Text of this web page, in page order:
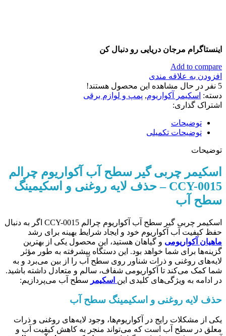
اینستاگرام مرجان دریایی رو دنبال کن
Add to compare
افزودن به علاقه مندی
5 نفر در حال مشاهده این محصول هستند!
دسته: اسکیمر آکواریوم, پمپ و لوازم برقی
اشتراک گذاری:
توضیحات
توضیحات تکمیلی
توضیحات
اسکیمر چربی گیر سطح آب آکواریوم چرالم
CCY-0015 – حذف لایه روغنی و اسکیمینگ
سطح آب
اسکیمر چربی گیر سطح آب آکواریوم چرالم CCY-0015 اگر به دنبال
حفظ کیفیت آب آکواریوم خود و ایجاد شرایط بهینه برای رشد
ماهیان آکواریومی و گیاهان هستید، این محصول یکی از بهترین
گزینه‌ها برای شما خواهد بود. این دستگاه پیشرفته به طور مؤثر
لایه‌های روغنی و ذرات شناور روی سطح آب را از بین می‌برد و به
شما کمک می‌کند تا آکواریومی شفاف، سالم و متعادل داشته باشید.
در ادامه به ویژگی‌های کلیدی این اسکیمر سطح آب می‌پردازیم:
حذف لایه روغنی و اسکیمینگ سطح آب
یکی از مشکلات رایج در آکواریوم‌ها، وجود لایه‌های روغنی و ذرات
معلق در سطح آب است که می‌تواند منجر به کاهش کیفیت آب و